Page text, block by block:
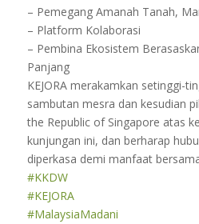
– Pemegang Amanah Tanah,
– Platform Kolaborasi
– Pembina Ekosistem
Panjang
KEJORA merakamkan setinggi-
sambutan mesra dan kesudian
the Republic of Singapore atas
kunjungan ini, dan berharap
diperkasa demi manfaat
#KKDW
#KEJORA
#MalaysiaMadani